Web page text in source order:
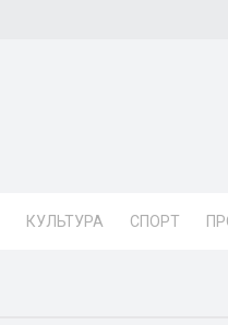
КУЛЬТУРА СПОРТ